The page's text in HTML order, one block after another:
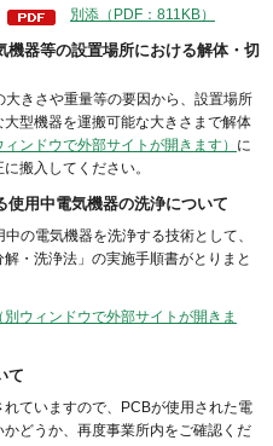
別添（PDF：811KB）
器等の設置場所における解体・切
きさや重量等の要因から、設置場所
型機器を運搬可能な大きさまで解体
ンドウで外部サイトが開きます） に
搬入してください。
用中電気機器の洗浄について
の電気機器を洗浄する技術として、
・洗浄法」の実施手順書がとりまと
ウィンドウで外部サイトが開きま
て
ていますので、PCBが使用された電
どうか、再度事業所内をご確認くだ